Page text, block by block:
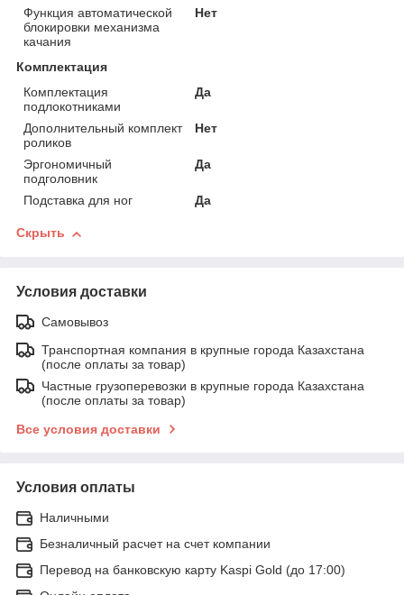
Функция автоматической
блокировки механизма
качания
Нет
Комплектация
Комплектация
подлокотниками
Да
Дополнительный комплект
роликов
Нет
Эргономичный
подголовник
Да
Подставка для ног Да
Скрыть
Условия доставки
Самовывоз
Транспортная компания в крупные города Казахстана
(после оплаты за товар)
Частные грузоперевозки в крупные города Казахстана
(после оплаты за товар)
Все условия доставки
Условия оплаты
Наличными
Безналичный расчет на счет компании
Перевод на банковскую карту Kaspi Gold (до 17:00)